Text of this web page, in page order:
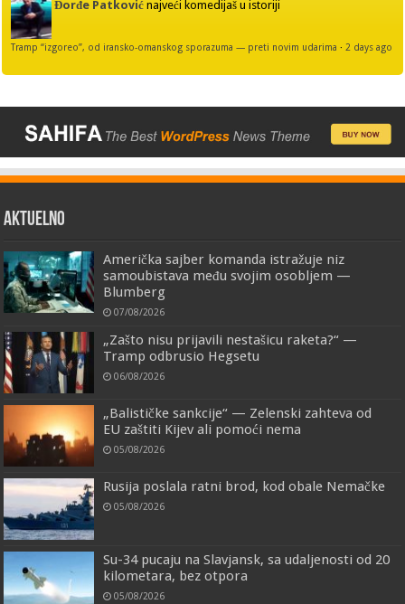
Đorđe Patković najveći komedijaš u istoriji
Tramp “izgoreo”, od iransko-omanskog sporazuma — preti novim udarima ·2 days ago
AKTUELNO
Američka sajber komanda istražuje niz
samoubistava među svojim osobljem —
Blumberg
07/08/2026
„Zašto nisu prijavili nestašicu raketa?“ —
Tramp odbrusio Hegsetu
06/08/2026
„Balističke sankcije“ — Zelenski zahteva od
EU zaštiti Kijev ali pomoći nema
05/08/2026
Rusija poslala ratni brod, kod obale Nemačke
05/08/2026
Su-34 pucaju na Slavjansk, sa udaljenosti od 20
kilometara, bez otpora
05/08/2026